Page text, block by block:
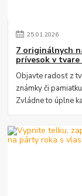
25.01.2026
7 originálnych
prívesok v
Objavte radosť z
známky či
Zvládne to úplne